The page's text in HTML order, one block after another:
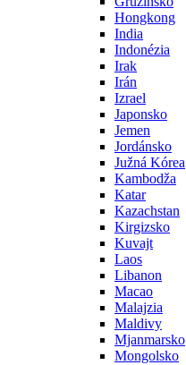
Hongkong
India
Indonézia
Irak
Irán
Izrael
Japonsko
Jemen
Jordánsko
Južná Kórea
Kambodža
Katar
Kazachstan
Kirgizsko
Kuvajt
Laos
Libanon
Macao
Malajzia
Maldivy
Mjanmarsko
Mongolsko